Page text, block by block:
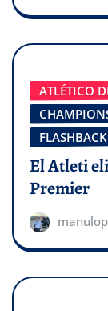
ATLÉTICO
FLASHBACK
El Atleti
Premier